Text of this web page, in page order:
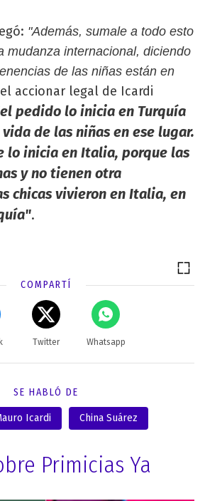
"Además, sumale a todo esto
mudanza internacional, diciendo
de las niñas están en
accionar legal de Icardi
pedido lo inicia en Turquía
de las niñas en ese lugar.
lo inicia en Italia, porque las
y no tienen otra
chicas vivieron en Italia, en
.
COMPARTÍ
Twitter Whatsapp
SE HABLÓ DE
Icardi China Suárez
Primicias Ya